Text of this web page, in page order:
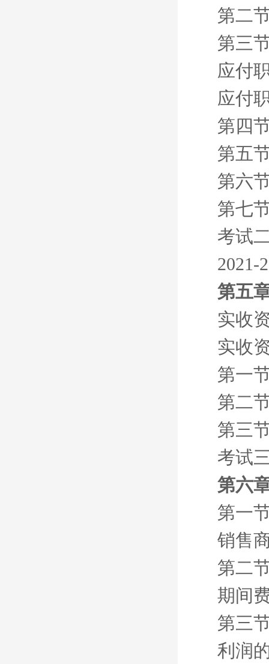
第二
第三
应付
应付
第四
第五
第六
第七
考试
2021-
第五
实收
实收
第一
第二
第三
考试
第六
第一
销售
第二
期间
第三
利润